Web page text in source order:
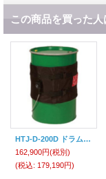
この商品を買った
HTJ-D-200D ドラム缶用ヒートジャケット アクアシステム
162,900円(税別)
(税込: 179,190円)